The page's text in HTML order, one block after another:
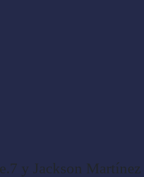
y Jackson Martínez